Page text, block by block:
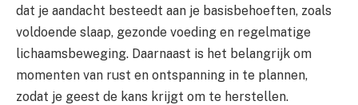
dat je aandacht besteedt aan je basisbehoeften, zoals
voldoende slaap, gezonde voeding en regelmatige
lichaamsbeweging. Daarnaast is het belangrijk om
momenten van rust en ontspanning in te plannen,
zodat je geest de kans krijgt om te herstellen.